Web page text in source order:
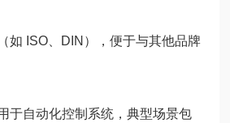
如 ISO、DIN），便于与其他品牌
于自动化控制系统，典型场景包